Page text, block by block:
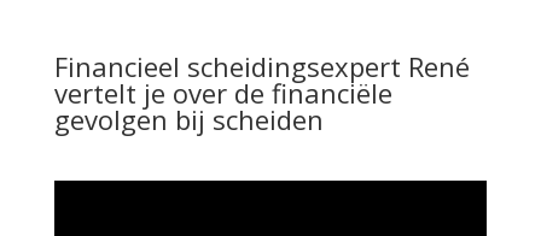
Financieel scheidingsexpert René
vertelt je over de financiële
gevolgen bij scheiden